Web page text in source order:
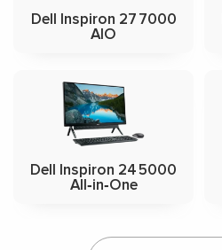
Dell Inspiron 27 7000
AIO
Dell Inspiron 24 5000
All‑in‑One